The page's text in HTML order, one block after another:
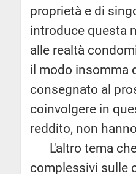
proprietà e di
introduce questa
alle realtà
il modo insomma
consegnato al
coinvolgere in
reddito, non
L'altro tema che
complessivi sulle